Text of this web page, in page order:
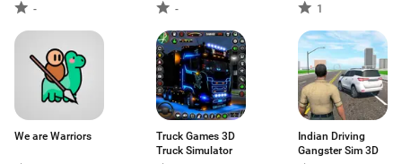
-
-
1
We are Warriors
Truck Games 3D
Truck Simulator
Indian Driving
Gangster Sim 3D